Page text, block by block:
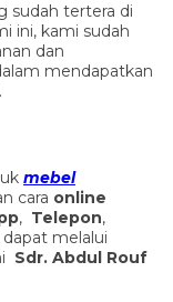
sudah tertera di
ini, kami sudah
dan
mendapatkan
mebel
cara online
, Telepon,
melalui
Sdr. Abdul Rouf